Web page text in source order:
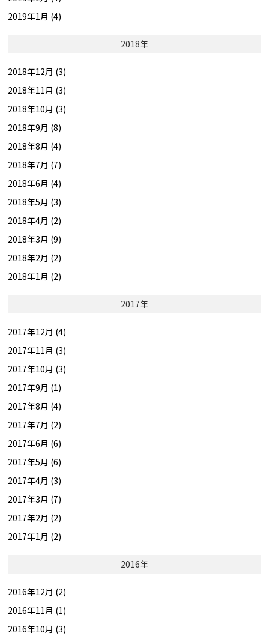
2019年1月 (4)
2018年
2018年12月 (3)
2018年11月 (3)
2018年10月 (3)
2018年9月 (8)
2018年8月 (4)
2018年7月 (7)
2018年6月 (4)
2018年5月 (3)
2018年4月 (2)
2018年3月 (9)
2018年2月 (2)
2018年1月 (2)
2017年
2017年12月 (4)
2017年11月 (3)
2017年10月 (3)
2017年9月 (1)
2017年8月 (4)
2017年7月 (2)
2017年6月 (6)
2017年5月 (6)
2017年4月 (3)
2017年3月 (7)
2017年2月 (2)
2017年1月 (2)
2016年
2016年12月 (2)
2016年11月 (1)
2016年10月 (3)